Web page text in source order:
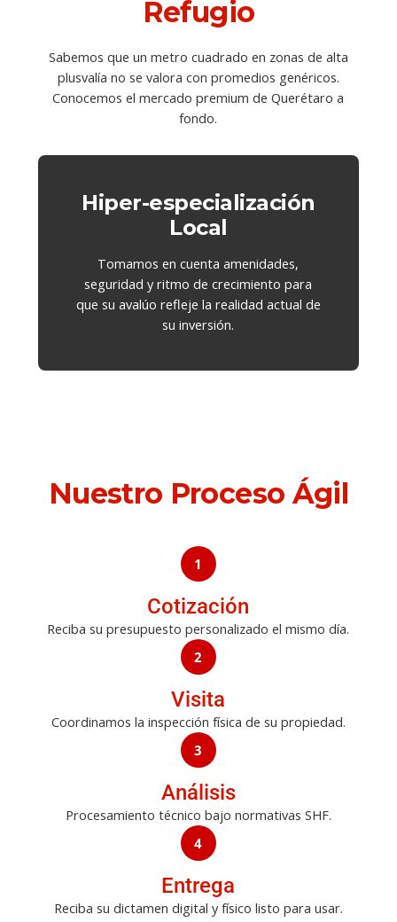
Refugio
Sabemos que un metro cuadrado en zonas de alta
plusvalía no se valora con promedios genéricos.
Conocemos el mercado premium de Querétaro a
fondo.
Hiper-especialización
Local
Tomamos en cuenta amenidades,
seguridad y ritmo de crecimiento para
que su avalúo refleje la realidad actual de
su inversión.
Nuestro Proceso Ágil
1
Cotización
Reciba su presupuesto personalizado el mismo día.
2
Visita
Coordinamos la inspección física de su propiedad.
3
Análisis
Procesamiento técnico bajo normativas SHF.
4
Entrega
Reciba su dictamen digital y físico listo para usar.